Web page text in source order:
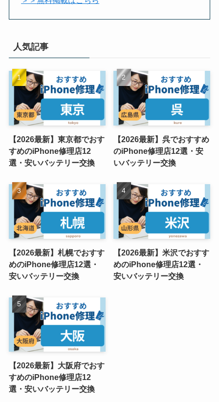
人気記事
【2026最新】東京都でおす
すめのiPhone修理店12
選・安いバッテリー交換
【2026最新】呉でおすすめ
のiPhone修理店12選・安
いバッテリー交換
【2026最新】札幌でおすす
めのiPhone修理店12選・
安いバッテリー交換
【2026最新】米沢でおすす
めのiPhone修理店12選・
安いバッテリー交換
【2026最新】大阪府でおす
すめのiPhone修理店12
選・安いバッテリー交換